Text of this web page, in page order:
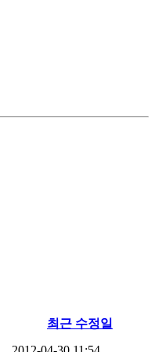
최근 수정일